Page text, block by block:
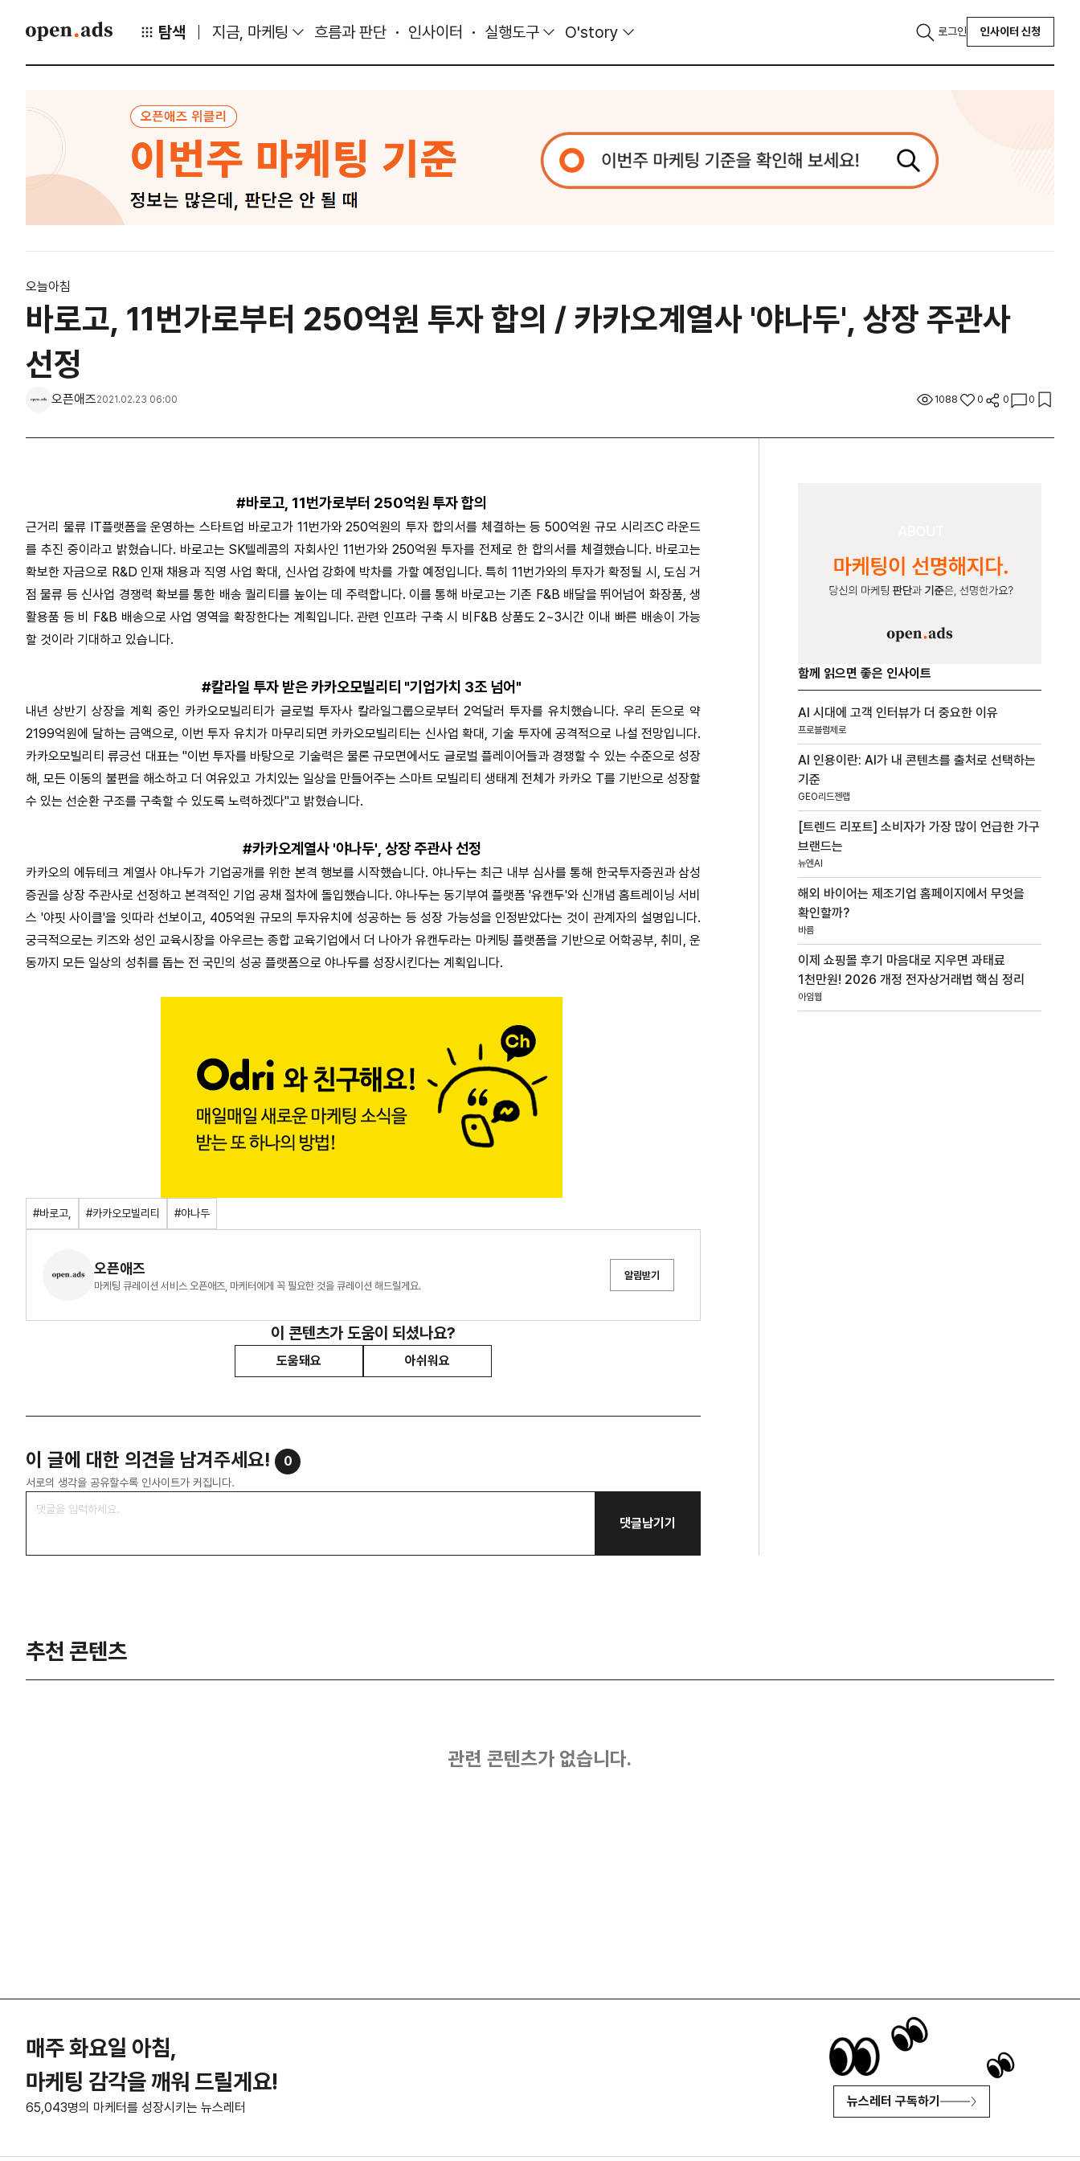
탐색 지금, 마케팅 흐름과 판단 인사이터 실행도구 O'story 로그인 인사이터 신청
오늘아침
바로고, 11번가로부터 250억원 투자 합의 / 카카오계열사 '야나두', 상장 주관사
선정
오픈애즈2021.02.23 06:00 1088 0 0 0
#바로고, 11번가로부터 250억원 투자 합의
근거리 물류 IT플랫폼을 운영하는 스타트업 바로고가 11번가와 250억원의 투자 합의서를 체결하는 등 500억원 규모 시리즈C 라운드
를 추진 중이라고 밝혔습니다. 바로고는 SK텔레콤의 자회사인 11번가와 250억원 투자를 전제로 한 합의서를 체결했습니다. 바로고는
확보한 자금으로 R&D 인재 채용과 직영 사업 확대, 신사업 강화에 박차를 가할 예정입니다. 특히 11번가와의 투자가 확정될 시, 도심 거
점 물류 등 신사업 경쟁력 확보를 통한 배송 퀄리티를 높이는 데 주력합니다. 이를 통해 바로고는 기존 F&B 배달을 뛰어넘어 화장품, 생
활용품 등 비 F&B 배송으로 사업 영역을 확장한다는 계획입니다. 관련 인프라 구축 시 비F&B 상품도 2~3시간 이내 빠른 배송이 가능
할 것이라 기대하고 있습니다.
#칼라일 투자 받은 카카오모빌리티 "기업가치 3조 넘어"
내년 상반기 상장을 계획 중인 카카오모빌리티가 글로벌 투자사 칼라일그룹으로부터 2억달러 투자를 유치했습니다. 우리 돈으로 약
2199억원에 달하는 금액으로, 이번 투자 유치가 마무리되면 카카오모빌리티는 신사업 확대, 기술 투자에 공격적으로 나설 전망입니다.
카카오모빌리티 류긍선 대표는 "이번 투자를 바탕으로 기술력은 물론 규모면에서도 글로벌 플레이어들과 경쟁할 수 있는 수준으로 성장
해, 모든 이동의 불편을 해소하고 더 여유있고 가치있는 일상을 만들어주는 스마트 모빌리티 생태계 전체가 카카오 T를 기반으로 성장할
수 있는 선순환 구조를 구축할 수 있도록 노력하겠다"고 밝혔습니다.
#카카오계열사 '야나두', 상장 주관사 선정
카카오의 에듀테크 계열사 야나두가 기업공개를 위한 본격 행보를 시작했습니다. 야나두는 최근 내부 심사를 통해 한국투자증권과 삼성
증권을 상장 주관사로 선정하고 본격적인 기업 공채 절차에 돌입했습니다. 야나두는 동기부여 플랫폼 '유캔두'와 신개념 홈트레이닝 서비
스 '야핏 사이클'을 잇따라 선보이고, 405억원 규모의 투자유치에 성공하는 등 성장 가능성을 인정받았다는 것이 관계자의 설명입니다.
궁극적으로는 키즈와 성인 교육시장을 아우르는 종합 교육기업에서 더 나아가 유캔두라는 마케팅 플랫폼을 기반으로 어학공부, 취미, 운
동까지 모든 일상의 성취를 돕는 전 국민의 성공 플랫폼으로 야나두를 성장시킨다는 계획입니다.
#바로고, #카카오모빌리티 #야나두
오픈애즈
마케팅 큐레이션 서비스 오픈애즈, 마케터에게 꼭 필요한 것을 큐레이션 해드릴게요.
알림받기
이 콘텐츠가 도움이 되셨나요?
도움돼요 아쉬워요
이 글에 대한 의견을 남겨주세요! 0
서로의 생각을 공유할수록 인사이트가 커집니다.
댓글남기기
함께 읽으면 좋은 인사이트
AI 시대에 고객 인터뷰가 더 중요한 이유
프로블럼제로
AI 인용이란: AI가 내 콘텐츠를 출처로 선택하는
기준
GEO리드젠랩
[트렌드 리포트] 소비자가 가장 많이 언급한 가구
브랜드는
뉴엔AI
해외 바이어는 제조기업 홈페이지에서 무엇을
확인할까?
바름
이제 쇼핑몰 후기 마음대로 지우면 과태료
1천만원! 2026 개정 전자상거래법 핵심 정리
아임웹
추천 콘텐츠
관련 콘텐츠가 없습니다.
매주 화요일 아침,
마케팅 감각을 깨워 드릴게요!
65,043명의 마케터를 성장시키는 뉴스레터 뉴스레터 구독하기